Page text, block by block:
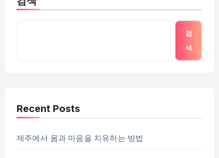
검
색
Recent Posts
제주에서 몸과 마음을 치유하는 방법